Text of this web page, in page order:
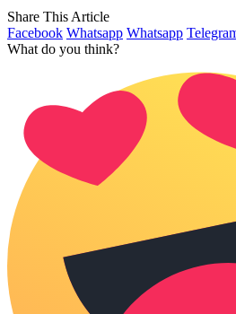
Share This Article
Facebook Whatsapp Whatsapp
What do you think?